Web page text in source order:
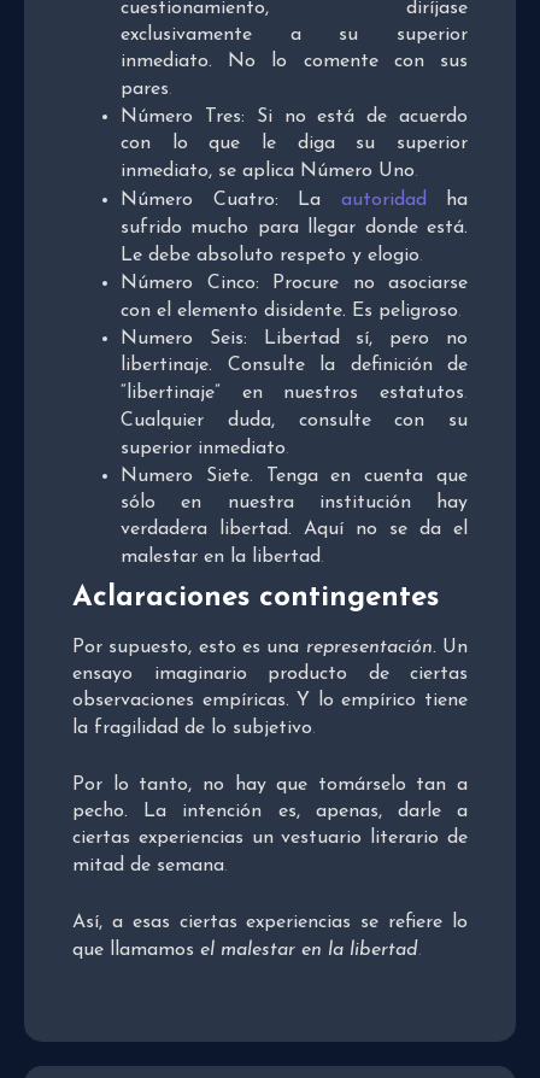
cuestionamiento, diríjase
exclusivamente a su superior
inmediato. No lo comente con sus
pares.
Número Tres: Si no está de acuerdo
con lo que le diga su superior
inmediato, se aplica Número Uno.
Número Cuatro: La autoridad ha
sufrido mucho para llegar donde está.
Le debe absoluto respeto y elogio.
Número Cinco: Procure no asociarse
con el elemento disidente. Es peligroso.
Numero Seis: Libertad sí, pero no
libertinaje. Consulte la definición de
“libertinaje” en nuestros estatutos.
Cualquier duda, consulte con su
superior inmediato.
Numero Siete. Tenga en cuenta que
sólo en nuestra institución hay
verdadera libertad. Aquí no se da el
malestar en la libertad.
Aclaraciones contingentes
Por supuesto, esto es una representación. Un
ensayo imaginario producto de ciertas
observaciones empíricas. Y lo empírico tiene
la fragilidad de lo subjetivo.
Por lo tanto, no hay que tomárselo tan a
pecho. La intención es, apenas, darle a
ciertas experiencias un vestuario literario de
mitad de semana.
Así, a esas ciertas experiencias se refiere lo
que llamamos el malestar en la libertad.